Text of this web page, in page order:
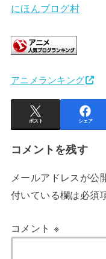
にほんブログ村
アニメランキング
ポスト シェア
コメントを残す
メールアドレスが公
付いている欄は必須
コメント ※